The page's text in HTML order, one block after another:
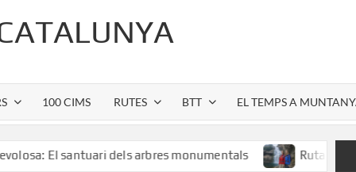
100 CIMS RUTES BTT EL TEMPS A
santuari dels arbres monumentals Ruta al Salt de